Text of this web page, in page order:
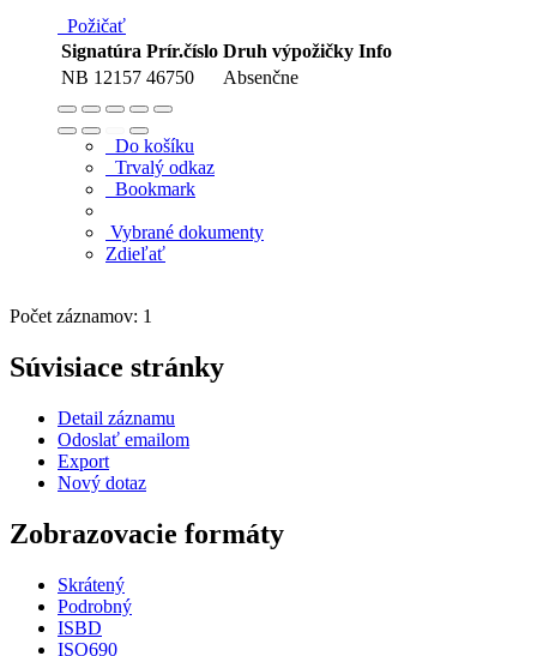
Požičať
Signatúra Prír.číslo Druh výpožičky Info
NB 12157 46750 Absenčne
Do košíku
Trvalý odkaz
Bookmark
Vybrané dokumenty
Zdieľať
Počet záznamov: 1
Súvisiace stránky
Detail záznamu
Odoslať emailom
Export
Nový dotaz
Zobrazovacie formáty
Skrátený
Podrobný
ISBD
ISO690